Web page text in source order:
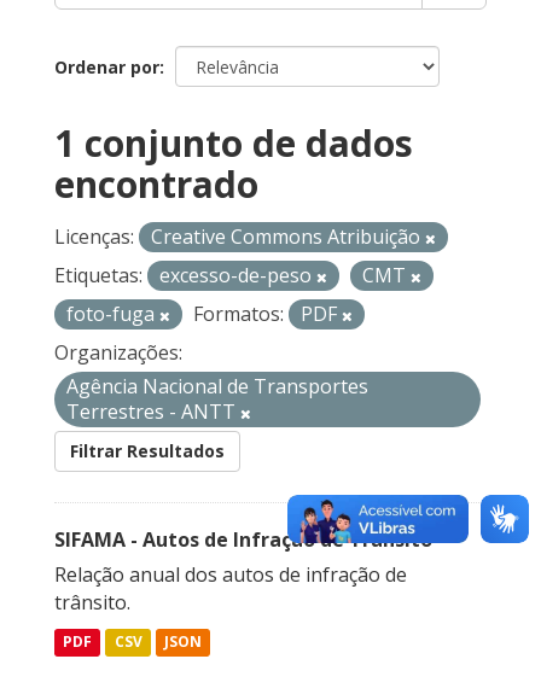
Ordenar por
1 conjunto de dados
encontrado
Licenças:
Creative Commons Atribuição
Etiquetas:
excesso-de-peso
CMT
foto-fuga
Formatos:
PDF
Organizações:
Agência Nacional de Transportes
Terrestres - ANTT
Filtrar Resultados
SIFAMA - Autos de Infração de Trânsito
Relação anual dos autos de infração de
trânsito.
PDF CSV JSON